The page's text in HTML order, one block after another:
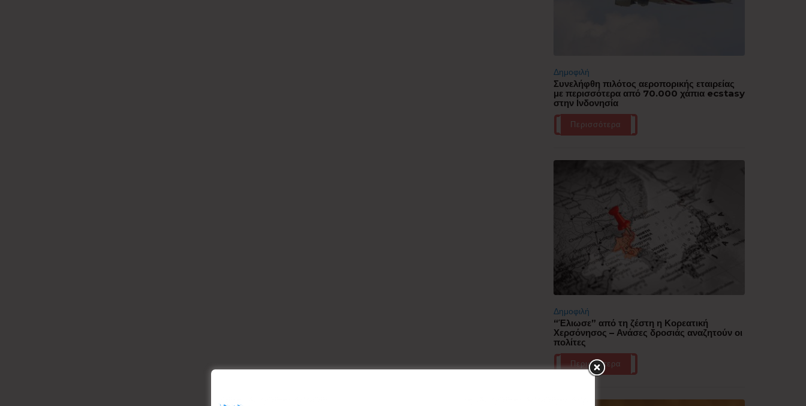
Δημοφιλή
Συνελήφθη πιλότος αεροπορικής εταιρείας
με περισσότερα από 70.000 χάπια ecstasy
στην Ινδονησία
Περισσότερα
Δημοφιλή
“Έλιωσε” από τη ζέστη η Κορεατική
Χερσόνησος – Ανάσες δροσιάς αναζητούν οι
πολίτες
Περισσότερα